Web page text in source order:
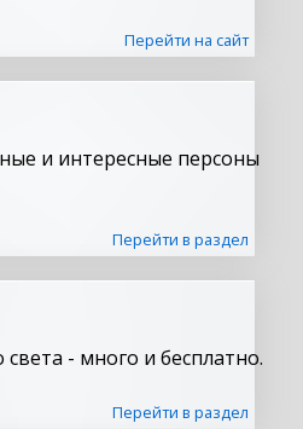
Перейти на сайт
и интересные персоны
Перейти в раздел
- много и бесплатно.
Перейти в раздел